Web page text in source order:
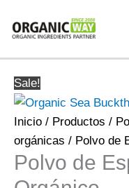
Sale!
Inicio / Productos /
orgánicas / Polvo de
Polvo de